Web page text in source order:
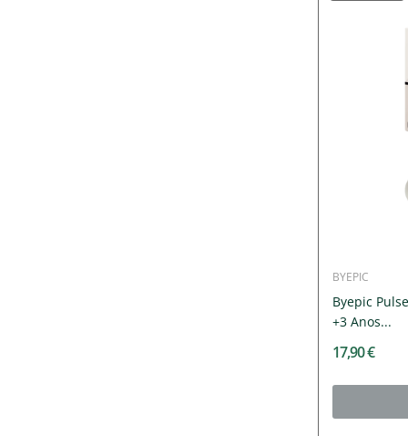
BYEPIC
Byepic
+3 Anos...
17,90 €